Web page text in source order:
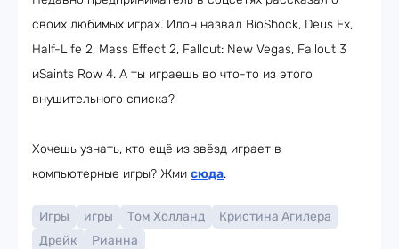
своих любимых играх. Илон назвал BioShock, Deus Ex,
Half-Life 2, Mass Effect 2, Fallout: New Vegas, Fallout 3
иSaints Row 4. А ты играешь во что-то из этого
внушительного списка?
Хочешь узнать, кто ещё из звёзд играет в
компьютерные игры? Жми сюда.
Игры игры Том Холланд
Кристина Агилера
Дрейк
Рианна